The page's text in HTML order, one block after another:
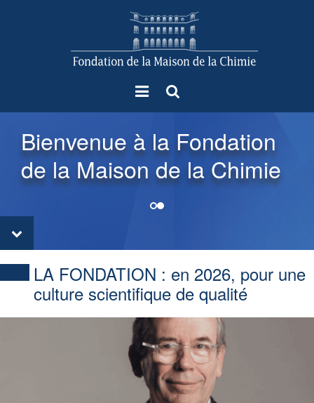
MenuRechercher
Bienvenue à la Fondation
de la Maison de la Chimie
LA FONDATION : en 2026, pour une
culture scientifique de qualité